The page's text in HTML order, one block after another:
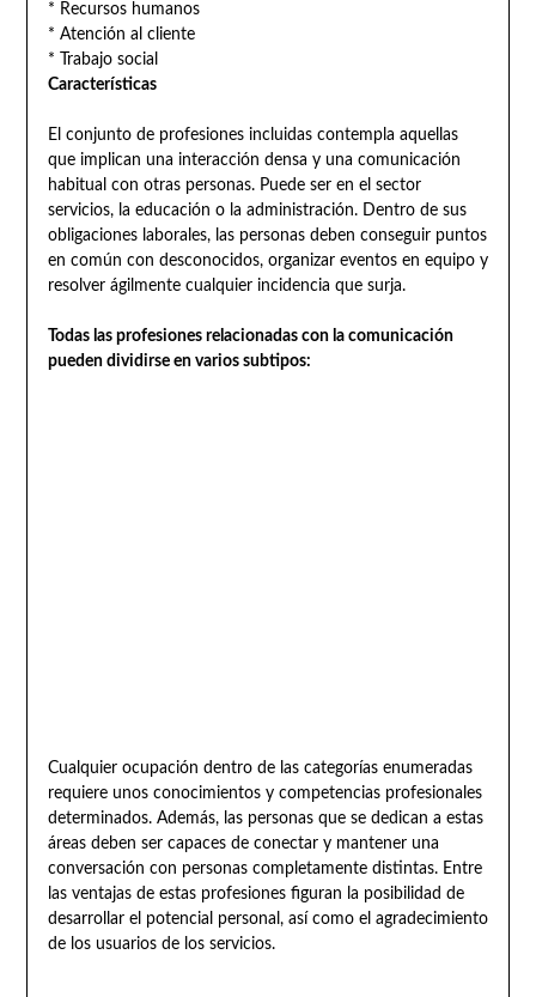
* Recursos humanos
* Atención al cliente
* Trabajo social
Características
El conjunto de profesiones incluidas contempla aquellas
que implican una interacción densa y una comunicación
habitual con otras personas. Puede ser en el sector
servicios, la educación o la administración. Dentro de sus
obligaciones laborales, las personas deben conseguir puntos
en común con desconocidos, organizar eventos en equipo y
resolver ágilmente cualquier incidencia que surja.
Todas las profesiones relacionadas con la comunicación
pueden dividirse en varios subtipos:
Cualquier ocupación dentro de las categorías enumeradas
requiere unos conocimientos y competencias profesionales
determinados. Además, las personas que se dedican a estas
áreas deben ser capaces de conectar y mantener una
conversación con personas completamente distintas. Entre
las ventajas de estas profesiones figuran la posibilidad de
desarrollar el potencial personal, así como el agradecimiento
de los usuarios de los servicios.